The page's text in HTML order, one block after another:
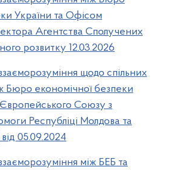
України та Офісом
Агентства Сполучених
розвитку 12.03.2026
щодо спільних
Бюро економічної безпеки
Союзу з
Республіці Молдова та
05.09.2024
між БЕБ та